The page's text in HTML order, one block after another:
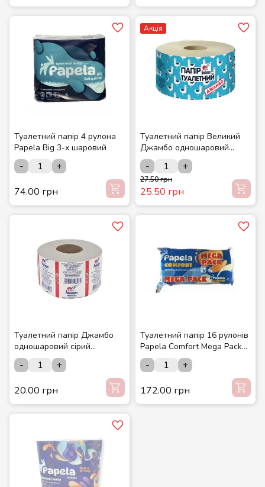
Туалетний папір 4 рулона
Papela Big 3-х шаровий
-
+
74.00 грн
Акція
Туалетний папір Великий
Джамбо одношаровий
сірий макулатурний з
тисненням 120 м. в рулоні 1
шт
- +
27.50 грн
25.50 грн
Туалетний папір Джамбо
одношаровий сірий
макулатурний з тисненням
90 м. в рулоні 1 шт
-
+
20.00 грн
Туалетний папір 16 рулонів
Papela Comfort Mega Pack
3-х шаровий
-
+
172.00 грн